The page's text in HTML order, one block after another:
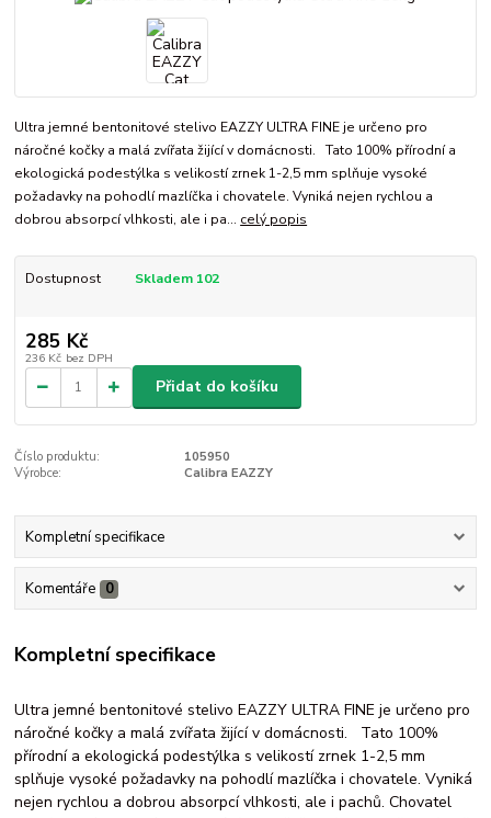
Ultra jemné bentonitové stelivo EAZZY ULTRA FINE je určeno pro
náročné kočky a malá zvířata žijící v domácnosti. Tato 100% přírodní a
ekologická podestýlka s velikostí zrnek 1-2,5 mm splňuje vysoké
požadavky na pohodlí mazlíčka i chovatele. Vyniká nejen rychlou a
dobrou absorpcí vlhkosti, ale i pa... celý popis
Dostupnost Skladem 102
285 Kč
236 Kč bez DPH
Přidat do košíku
Číslo produktu:
105950
Výrobce:
Calibra EAZZY
Kompletní specifikace
Komentáře 0
Kompletní specifikace
Ultra jemné bentonitové stelivo EAZZY ULTRA FINE je určeno pro
náročné kočky a malá zvířata žijící v domácnosti. Tato 100%
přírodní a ekologická podestýlka s velikostí zrnek 1-2,5 mm
splňuje vysoké požadavky na pohodlí mazlíčka i chovatele. Vyniká
nejen rychlou a dobrou absorpcí vlhkosti, ale i pachů. Chovatel